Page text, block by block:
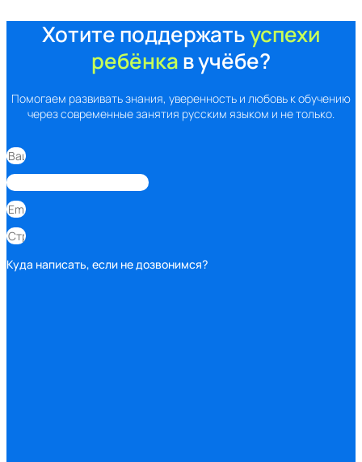
Хотите поддержатьуспехи
ребёнкав учёбе?
Помогаем развивать знания, уверенность и любовь к обучению
через современные занятия русским языком и не только.
Куда написать, если не дозвонимся?